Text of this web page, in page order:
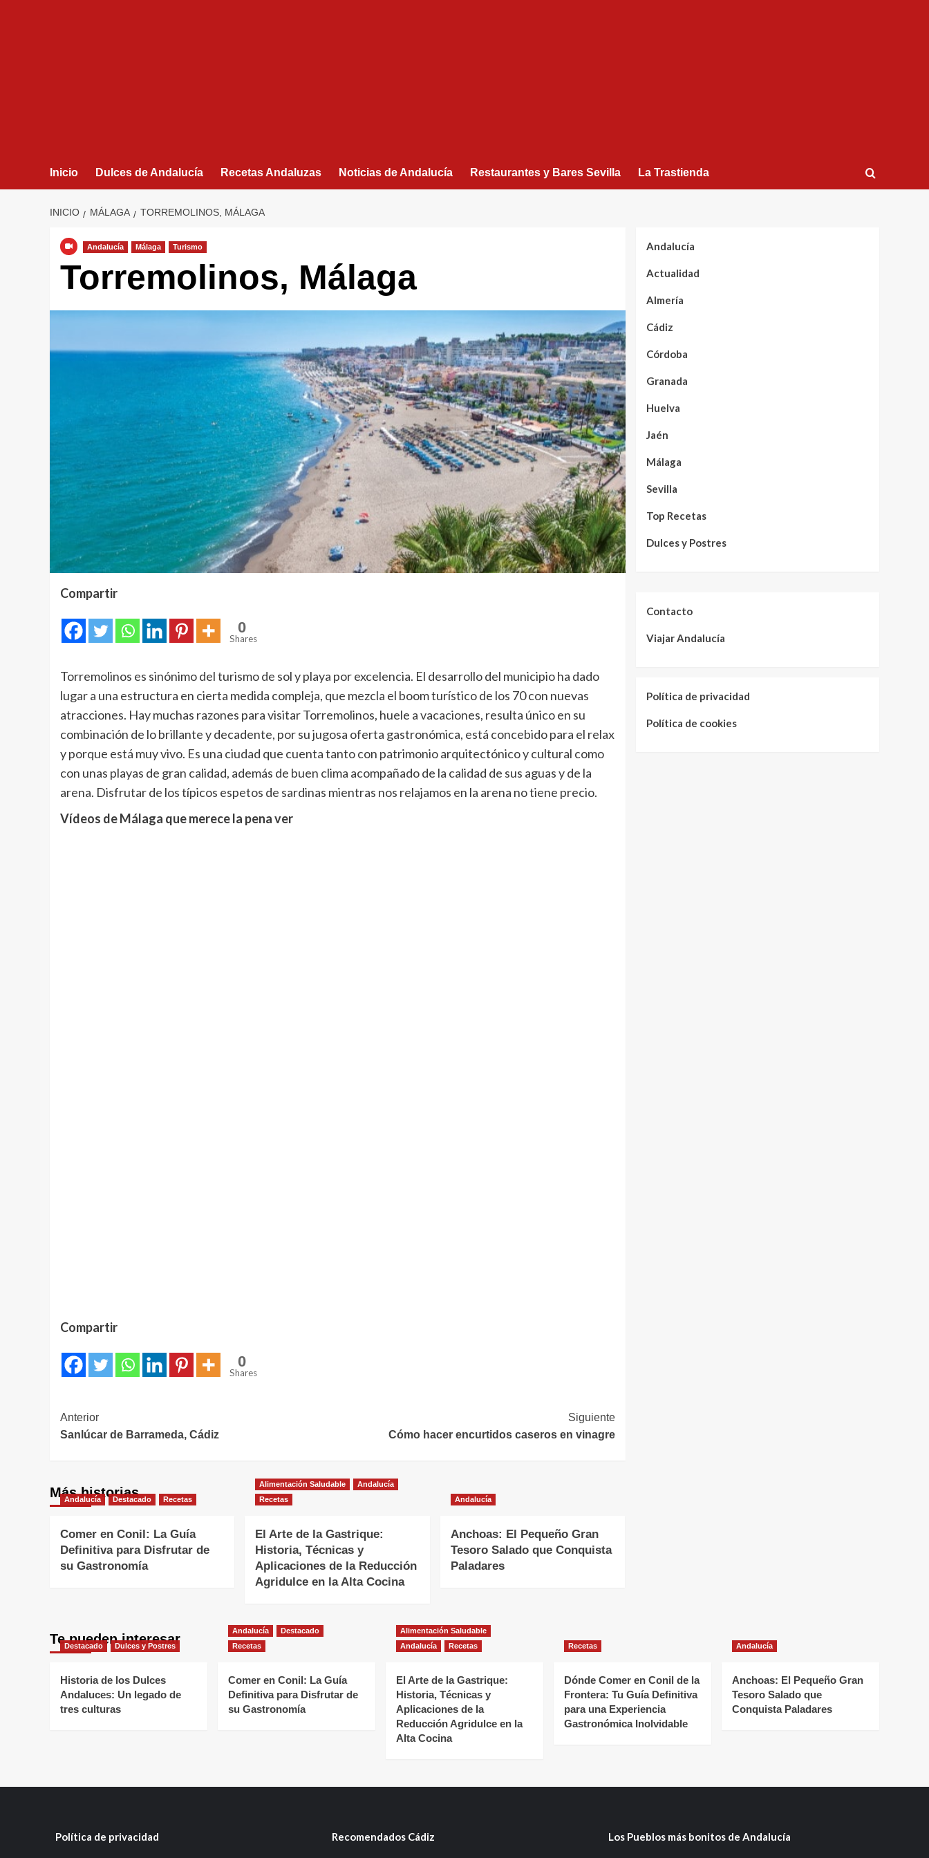
Inicio Dulces de Andalucía Recetas Andaluzas Noticias de Andalucía Restaurantes y Bares Sevilla La Trastienda
INICIO MÁLAGA TORREMOLINOS, MÁLAGA
Andalucía Málaga Turismo
Torremolinos, Málaga
Compartir
0
Shares
Torremolinos es sinónimo del turismo de sol y playa por excelencia. El desarrollo del municipio ha dado
lugar a una estructura en cierta medida compleja, que mezcla el boom turístico de los 70 con nuevas
atracciones. Hay muchas razones para visitar Torremolinos, huele a vacaciones, resulta único en su
combinación de lo brillante y decadente, por su jugosa oferta gastronómica, está concebido para el relax
y porque está muy vivo. Es una ciudad que cuenta tanto con patrimonio arquitectónico y cultural como
con unas playas de gran calidad, además de buen clima acompañado de la calidad de sus aguas y de la
arena. Disfrutar de los típicos espetos de sardinas mientras nos relajamos en la arena no tiene precio.
Vídeos de Málaga que merece la pena ver
Compartir
0
Shares
Navegación
de
Anterior
Sanlúcar de Barrameda, Cádiz
Siguiente
Cómo hacer encurtidos caseros en vinagre
Más historias
Andalucía Destacado Recetas
Comer en Conil: La Guía
Definitiva para Disfrutar de
su Gastronomía
Alimentación Saludable
Andalucía
Recetas
El Arte de la Gastrique:
Historia, Técnicas y
Aplicaciones de la Reducción
Agridulce en la Alta Cocina
Andalucía
Anchoas: El Pequeño Gran
Tesoro Salado que Conquista
Paladares
Andalucía
Actualidad
Almería
Cádiz
Córdoba
Granada
Huelva
Jaén
Málaga
Sevilla
Top Recetas
Dulces y Postres
Contacto
Viajar Andalucía
Política de privacidad
Política de cookies
Te pueden interesar
Destacado Dulces y Postres
Historia de los Dulces
Andaluces: Un legado de
tres culturas
Andalucía
Destacado
Recetas
Comer en Conil: La Guía
Definitiva para Disfrutar de
su Gastronomía
Alimentación Saludable
Andalucía
Recetas
El Arte de la Gastrique:
Historia, Técnicas y
Aplicaciones de la
Reducción Agridulce en la
Alta Cocina
Recetas
Dónde Comer en Conil de la
Frontera: Tu Guía Definitiva
para una Experiencia
Gastronómica Inolvidable
Andalucía
Anchoas: El Pequeño Gran
Tesoro Salado que
Conquista Paladares
Política de privacidad Recomendados Cádiz Los Pueblos más bonitos de Andalucía